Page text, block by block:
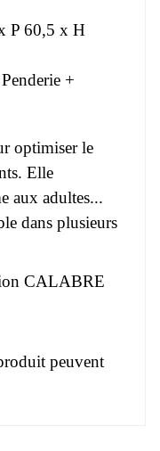
P 60,5 x H
+
optimiser le
Elle
aux adultes...
dans plusieurs
CALABRE
peuvent